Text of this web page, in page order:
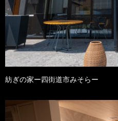
紡ぎの家ー四街道市みそらー